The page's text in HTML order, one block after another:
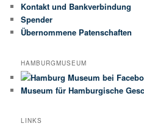
Kontakt und Bankverbindung
Spender
Übernommene Patenschaften
HAMBURGMUSEUM
Museum für Hamburgische
LINKS